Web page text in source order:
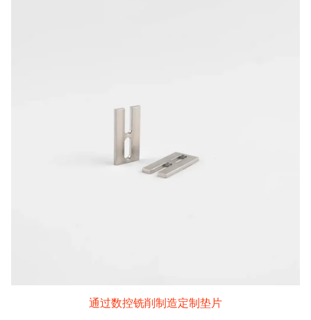
通过数控铣削制造定制垫片